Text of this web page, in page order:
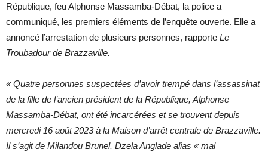
République, feu Alphonse Massamba-Débat, la police a
communiqué, les premiers éléments de l’enquête ouverte. Elle a
annoncé l’arrestation de plusieurs personnes, rapporte Le
Troubadour de Brazzaville.
« Quatre personnes suspectées d’avoir trempé dans l’assassinat
de la fille de l’ancien président de la République, Alphonse
Massamba-Débat, ont été incarcérées et se trouvent depuis
mercredi 16 août 2023 à la Maison d’arrêt centrale de Brazzaville.
Il s’agit de Milandou Brunel, Dzela Anglade alias « mal